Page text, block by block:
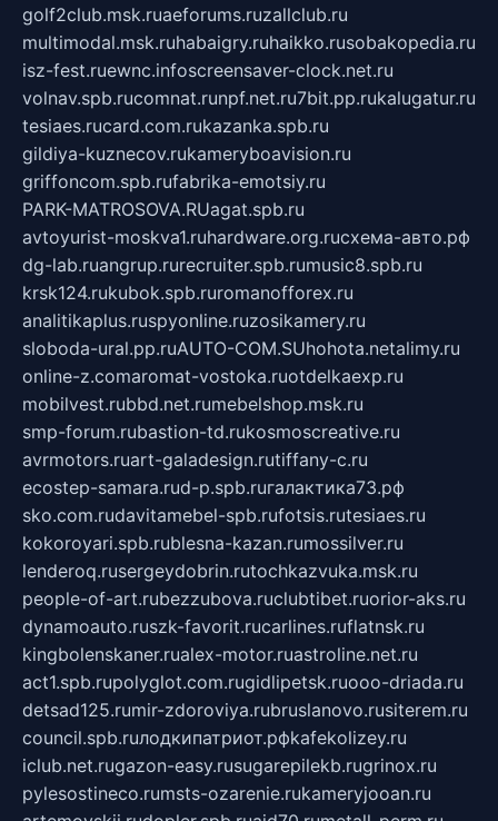
golf2club.msk.ruaeforums.ruzallclub.ru
multimodal.msk.ruhabaigry.ruhaikko.rusobakopedia.ru
isz-fest.ruewnc.infoscreensaver-clock.net.ru
volnav.spb.rucomnat.runpf.net.ru7bit.pp.rukalugatur.ru
tesiaes.rucard.com.rukazanka.spb.ru
gildiya-kuznecov.rukameryboavision.ru
griffoncom.spb.rufabrika-emotsiy.ru
PARK-MATROSOVA.RUagat.spb.ru
avtoyurist-moskva1.ruhardware.org.ruсхема-авто.рф
dg-lab.ruangrup.rurecruiter.spb.rumusic8.spb.ru
krsk124.rukubok.spb.ruromanofforex.ru
analitikaplus.ruspyonline.ruzosikamery.ru
sloboda-ural.pp.ruAUTO-COM.SUhohota.netalimy.ru
online-z.comaromat-vostoka.ruotdelkaexp.ru
mobilvest.rubbd.net.rumebelshop.msk.ru
smp-forum.rubastion-td.rukosmoscreative.ru
avrmotors.ruart-galadesign.rutiffany-c.ru
ecostep-samara.rud-p.spb.ruгалактика73.рф
sko.com.rudavitamebel-spb.rufotsis.rutesiaes.ru
kokoroyari.spb.rublesna-kazan.rumossilver.ru
lenderoq.rusergeydobrin.rutochkazvuka.msk.ru
people-of-art.rubezzubova.ruclubtibet.ruorior-aks.ru
dynamoauto.ruszk-favorit.rucarlines.ruflatnsk.ru
kingbolenskaner.rualex-motor.ruastroline.net.ru
act1.spb.rupolyglot.com.rugidlipetsk.ruooo-driada.ru
detsad125.rumir-zdoroviya.rubruslanovo.rusiterem.ru
council.spb.ruлодкипатриот.рфkafekolizey.ru
iclub.net.rugazon-easy.rusugarepilekb.rugrinox.ru
pylesostineco.rumsts-ozarenie.rukameryjooan.ru